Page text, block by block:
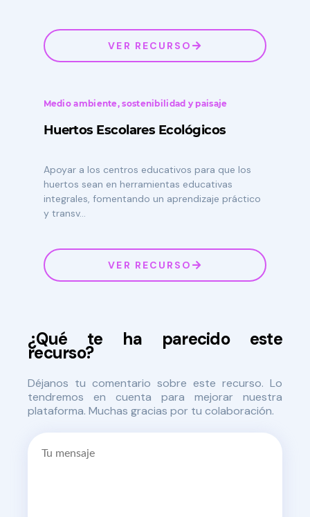
VER RECURSO
Medio ambiente, sostenibilidad y paisaje
Huertos Escolares Ecológicos
Apoyar a los centros educativos para que los
huertos sean en herramientas educativas
integrales, fomentando un aprendizaje práctico
y transv...
VER RECURSO
¿Qué te ha parecido este
recurso?
Déjanos tu comentario sobre este recurso. Lo
tendremos en cuenta para mejorar nuestra
plataforma. Muchas gracias por tu colaboración.